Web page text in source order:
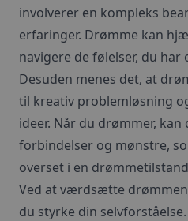
involverer en kompleks
erfaringer. Drømme kan
navigere de følelser, du har
Desuden menes det, at
til kreativ problem­løsning
ideer. Når du drømmer, kan
forbindelser og mønstre,
overset i en
Ved at værdsætte
du styrke din selvforståelse.